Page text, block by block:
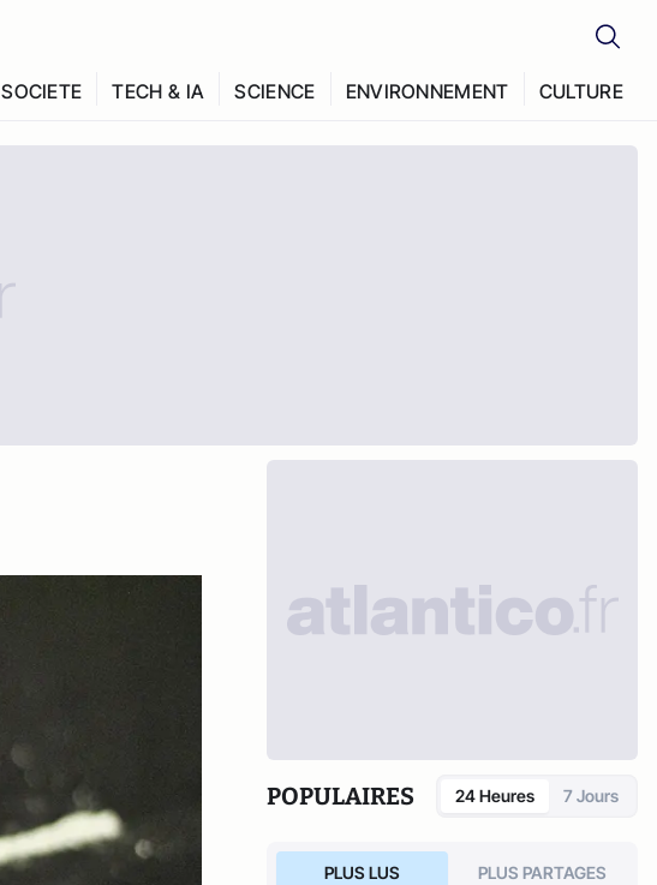
SOCIETE TECH & IA SCIENCE ENVIRONNEMENT CULTURE
POPULAIRES 24 Heures 7 Jours
PLUS LUS PLUS PARTAGES